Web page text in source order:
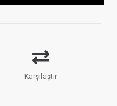
Karşılaştır